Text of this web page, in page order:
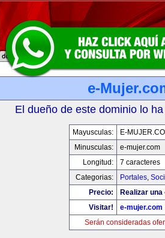
e-
El dueño de este dominio lo
Mayusculas:
E-
Minusculas:
e-mujer.com
Longitud:
7 caracteres
Categorias:
Portales,
Precio:
Realizar
Visitar!
e-mujer.com
Serán consideradas